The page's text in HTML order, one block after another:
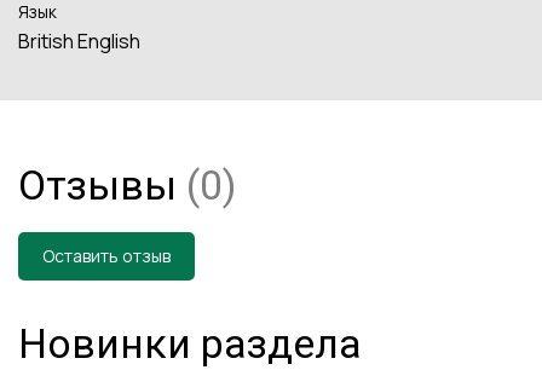
Язык
British English
Отзывы (0)
Оставить отзыв
Новинки раздела